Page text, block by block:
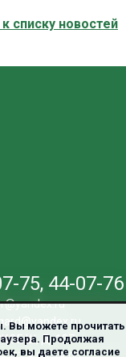
cписку новостей
75, 44-07-76
Ш, Д. 137
Вы можете прочитать
Продолжая
вы даете согласие